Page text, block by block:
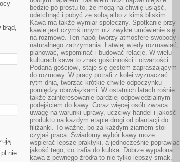
nie
będzie po prostu to, że mogą na chwilę usiąść,
odetchnąć i pobyć ze sobą albo z kimś bliskim.
Kawa ma także wymiar społeczny. Spotkanie przy
kawie jest czymś innym niż zwykłe umówienie się
na rozmowę. Ten napój tworzy atmosferę swobody i
naturalnego zatrzymania. Łatwiej wtedy rozmawiać,
planować, wspominać i budować relacje. W wielu
kulturach kawa to znak gościnności i otwartości.
Podana gościowi, staje się gestem zapraszającym
do rozmowy. W pracy potrafi z kolei wyznaczać
rytm dnia, tworząc krótkie chwile odpoczynku
pomiędzy obowiązkami. W ostatnich latach rośnie
także zainteresowanie bardziej odpowiedzialnym
podejściem do kawy. Coraz więcej osób zwraca
uwagę na warunki uprawy, uczciwy handel i jakość
produktu na każdym etapie drogi od plantacji do
filiżanki. To ważne, bo za każdym ziarnem stoi
czyjaś praca. Świadomy wybór kawy może
wspierać lepsze praktyki, a jednocześnie poprawiać
jakość tego, co trafia do kubka. Dobrze wypalona
kawa z pewnego źródła to nie tylko lepszy smak,